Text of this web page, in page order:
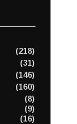
(218)
(31)
(146)
(160)
(8)
(9)
(16)